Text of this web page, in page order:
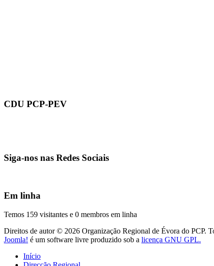
CDU PCP-PEV
Siga-nos nas Redes Sociais
Em linha
Temos 159 visitantes e 0 membros em linha
Direitos de autor © 2026 Organização Regional de Évora do PCP.
Joomla! é um software livre produzido sob a licença GNU GPL.
Início